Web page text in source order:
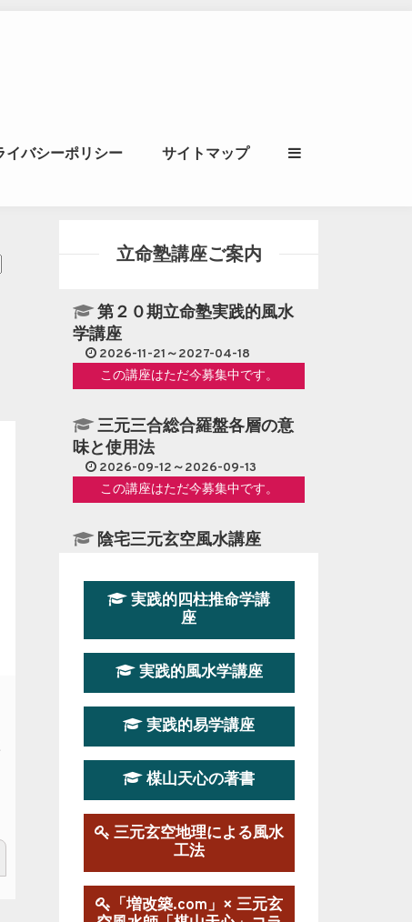
風水学・四柱推
イバシーポリシー サイトマップ
立命塾講座ご案内
第２０期立命塾実践的風水
学講座
2026-11-21～2027-04-18
この講座はただ今募集中です。
三元三合総合羅盤各層の意
味と使用法
2026-09-12～2026-09-13
この講座はただ今募集中です。
陰宅三元玄空風水講座
この講座の募集は終了しました。
学講座』
2026-08-22～2026-10-25
この講座はただ今募集中です。
第19期立命塾実践的四柱推
命学講座
2026-03-20～2026-07-19
第１９期立命塾実践的風水
学講座
2025-09-13～2026-03-01
実践的四柱推命学講
座
実践的風水学講座
実践的易学講座
楳山天心の著書
三元玄空地理による風水
工法
「増改築.com」× 三元玄